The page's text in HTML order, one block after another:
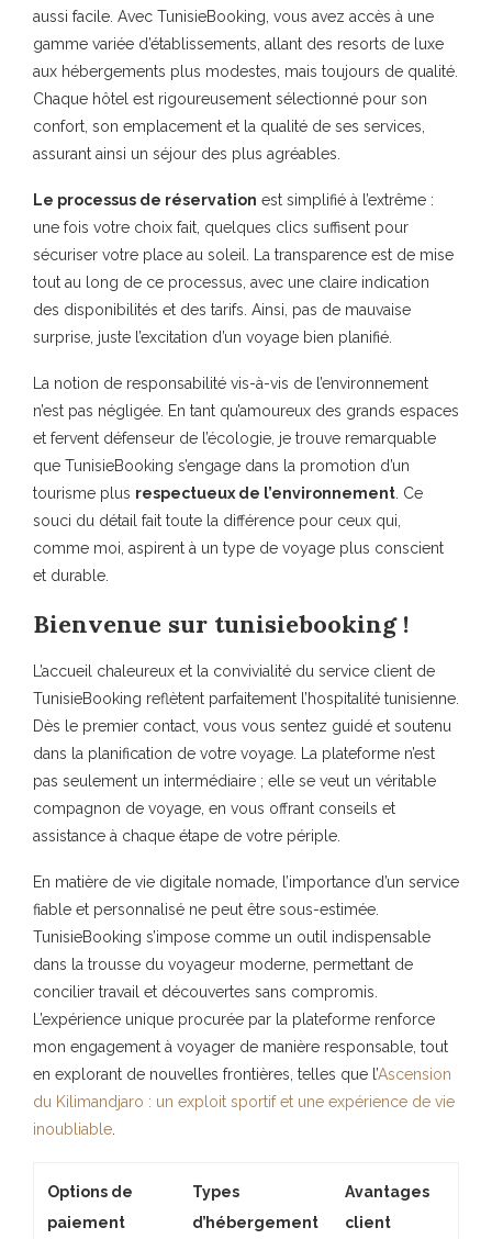
aussi facile. Avec TunisieBooking, vous avez accès à une
gamme variée d’établissements, allant des resorts de luxe
aux hébergements plus modestes, mais toujours de qualité.
Chaque hôtel est rigoureusement sélectionné pour son
confort, son emplacement et la qualité de ses services,
assurant ainsi un séjour des plus agréables.
Le processus de réservation est simplifié à l’extrême :
une fois votre choix fait, quelques clics suffisent pour
sécuriser votre place au soleil. La transparence est de mise
tout au long de ce processus, avec une claire indication
des disponibilités et des tarifs. Ainsi, pas de mauvaise
surprise, juste l’excitation d’un voyage bien planifié.
La notion de responsabilité vis-à-vis de l’environnement
n’est pas négligée. En tant qu’amoureux des grands espaces
et fervent défenseur de l’écologie, je trouve remarquable
que TunisieBooking s’engage dans la promotion d’un
tourisme plus respectueux de l’environnement . Ce
souci du détail fait toute la différence pour ceux qui,
comme moi, aspirent à un type de voyage plus conscient
et durable.
Bienvenue sur tunisiebooking !
L’accueil chaleureux et la convivialité du service client de
TunisieBooking reflètent parfaitement l’hospitalité tunisienne.
Dès le premier contact, vous vous sentez guidé et soutenu
dans la planification de votre voyage. La plateforme n’est
pas seulement un intermédiaire ; elle se veut un véritable
compagnon de voyage, en vous offrant conseils et
assistance à chaque étape de votre périple.
En matière de vie digitale nomade, l’importance d’un service
fiable et personnalisé ne peut être sous-estimée.
TunisieBooking s’impose comme un outil indispensable
dans la trousse du voyageur moderne, permettant de
concilier travail et découvertes sans compromis.
L’expérience unique procurée par la plateforme renforce
mon engagement à voyager de manière responsable, tout
en explorant de nouvelles frontières, telles que l’Ascension
du Kilimandjaro : un exploit sportif et une expérience de vie
inoubliable
Options de
paiement
Types
d’hébergement
Avantages
client